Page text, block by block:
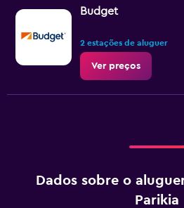
Budget
2 estações de aluguer
Ver preços
Dados sobre o
Parikia